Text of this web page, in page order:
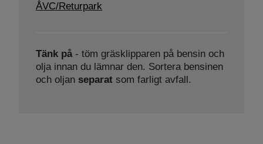
ÅVC/Returpark
Tänk på- töm gräsklipparen på bensin och
olja innan du lämnar den. Sortera bensinen
och oljan separat som farligt avfall.